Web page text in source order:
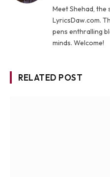
Meet Shehad,
LyricsDaw.com.
pens enthralling
minds. Welcome!
RELATED POST